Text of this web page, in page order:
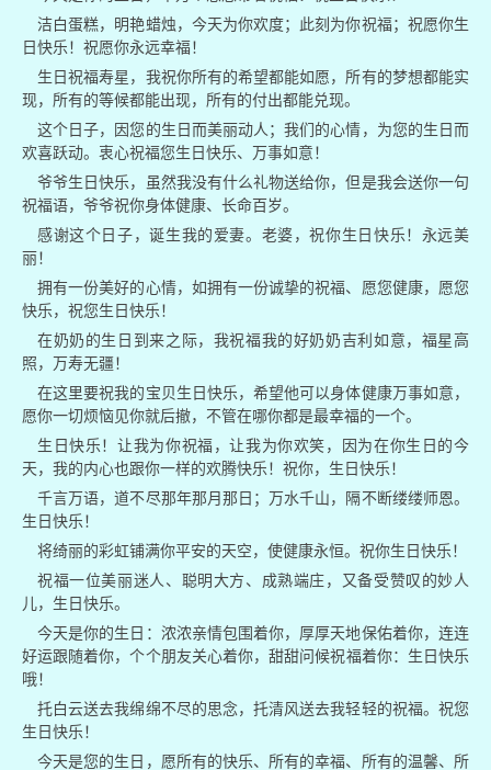
洁白蛋糕，明艳蜡烛，今天为你欢度；此刻为你祝福；祝愿你生
日快乐！祝愿你永远幸福！
生日祝福寿星，我祝你所有的希望都能如愿，所有的梦想都能实
现，所有的等候都能出现，所有的付出都能兑现。
这个日子，因您的生日而美丽动人；我们的心情，为您的生日而
欢喜跃动。衷心祝福您生日快乐、万事如意！
爷爷生日快乐，虽然我没有什么礼物送给你，但是我会送你一句
祝福语，爷爷祝你身体健康、长命百岁。
感谢这个日子，诞生我的爱妻。老婆，祝你生日快乐！永远美
丽！
拥有一份美好的心情，如拥有一份诚挚的祝福、愿您健康，愿您
快乐，祝您生日快乐！
在奶奶的生日到来之际，我祝福我的好奶奶吉利如意，福星高
照，万寿无疆！
在这里要祝我的宝贝生日快乐，希望他可以身体健康万事如意，
愿你一切烦恼见你就后撤，不管在哪你都是最幸福的一个。
生日快乐！让我为你祝福，让我为你欢笑，因为在你生日的今
天，我的内心也跟你一样的欢腾快乐！祝你，生日快乐！
千言万语，道不尽那年那月那日；万水千山，隔不断缕缕师恩。
生日快乐！
将绮丽的彩虹铺满你平安的天空，使健康永恒。祝你生日快乐！
祝福一位美丽迷人、聪明大方、成熟端庄，又备受赞叹的妙人
儿，生日快乐。
今天是你的生日：浓浓亲情包围着你，厚厚天地保佑着你，连连
好运跟随着你，个个朋友关心着你，甜甜问候祝福着你：生日快乐
哦！
托白云送去我绵绵不尽的思念，托清风送去我轻轻的祝福。祝您
生日快乐！
今天是您的生日，愿所有的快乐、所有的幸福、所有的温馨、所